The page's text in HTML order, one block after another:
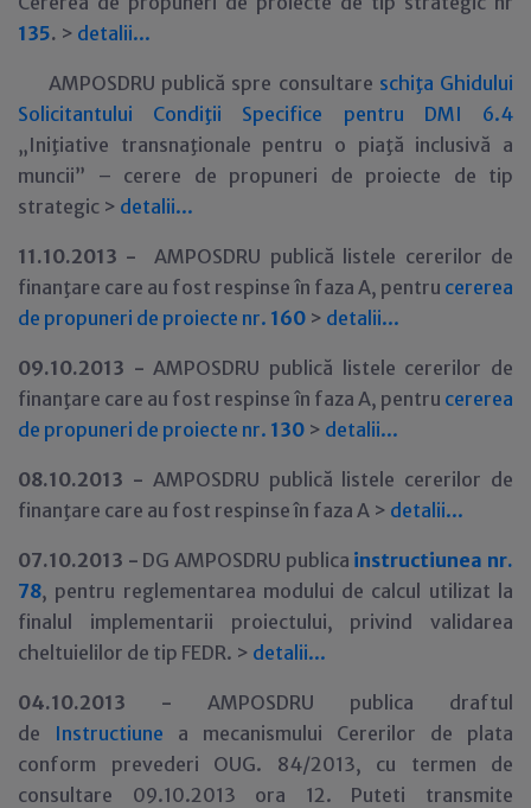
135. > detalii...
AMPOSDRU publică spre consultare schiţa Ghidului
Solicitantului Condiţii Specifice pentru DMI 6.4
„Iniţiative transnaţionale pentru o piaţă inclusivă a
muncii” – cerere de propuneri de proiecte de tip
strategic > detalii...
11.10.2013 -AMPOSDRU publică listele cererilor de
finanţare care au fost respinse în faza A, pentru cererea
de propuneri de proiecte nr. 160 > detalii...
09.10.2013 -AMPOSDRU publică listele cererilor de
finanţare care au fost respinse în faza A, pentru cererea
de propuneri de proiecte nr. 130 > detalii...
08.10.2013 - AMPOSDRU publică listele cererilor de
finanţare care au fost respinse în faza A > detalii...
07.10.2013 - DG AMPOSDRU publica instructiunea nr.
78, pentru reglementarea modului de calcul utilizat la
finalul implementarii proiectului, privind validarea
cheltuielilor de tip FEDR. > detalii...
04.10.2013 - AMPOSDRU publica draftul
de Instructiune a mecanismului Cererilor de plata
conform prevederi OUG. 84/2013, cu termen de
consultare 09.10.2013 ora 12. Puteti transmite